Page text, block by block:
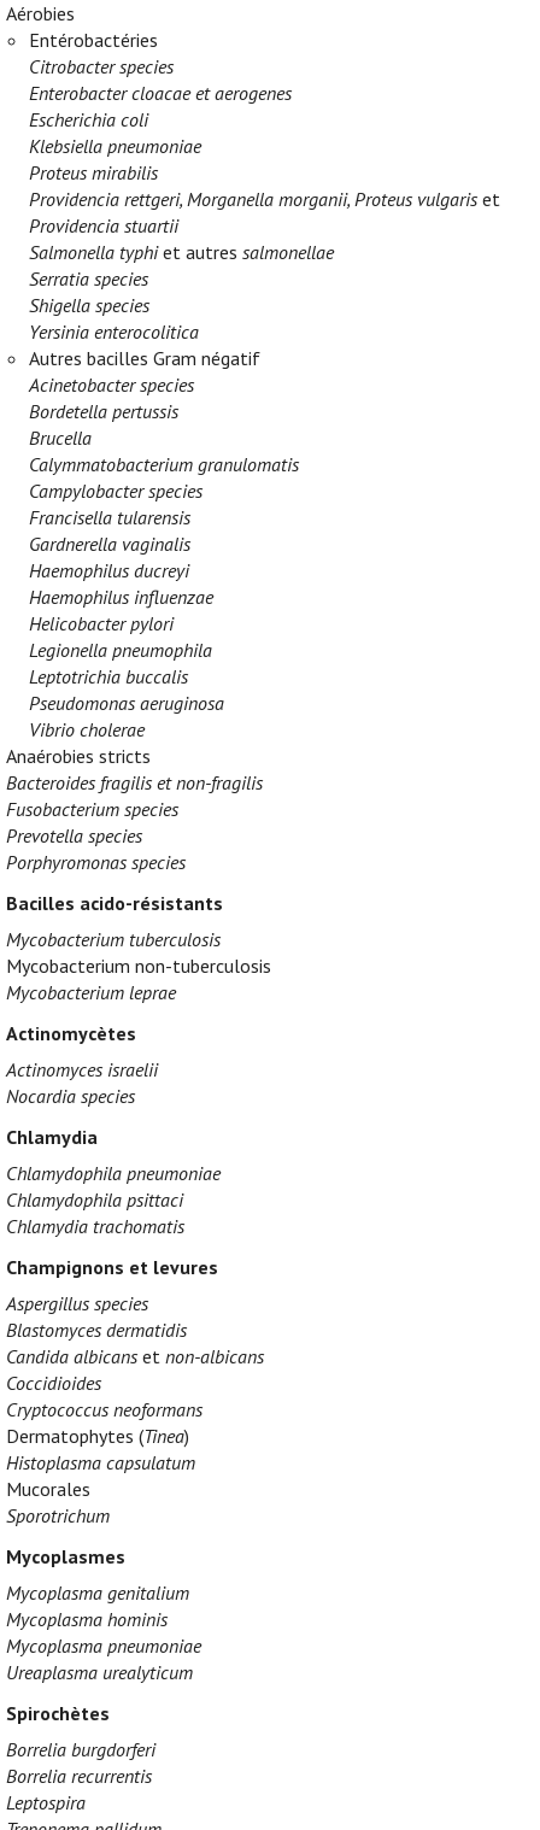
Aérobies
Entérobactéries
Citrobacter species
Enterobacter cloacae et aerogenes
Escherichia coli
Klebsiella pneumoniae
Proteus mirabilis
Providencia rettgeri, Morganella morganii, Proteus vulgaris et
Providencia stuartii
Salmonella typhiet autressalmonellae
Serratia species
Shigella species
Yersinia enterocolitica
Autres bacilles Gram négatif
Acinetobacter species
Bordetella pertussis
Brucella
Calymmatobacterium granulomatis
Campylobacter species
Francisella tularensis
Gardnerella vaginalis
Haemophilus ducreyi
Haemophilus influenzae
Helicobacter pylori
Legionella pneumophila
Leptotrichia buccalis
Pseudomonas aeruginosa
Vibrio cholerae
Anaérobies stricts
Bacteroides fragilis et non-fragilis
Fusobacterium species
Prevotella species
Porphyromonas species
Bacilles acido-résistants
Mycobacterium tuberculosis
Mycobacterium non-tuberculosis
Mycobacterium leprae
Actinomycètes
Actinomyces israelii
Nocardia species
Chlamydia
Chlamydophila pneumoniae
Chlamydophila psittaci
Chlamydia trachomatis
Champignons et levures
Aspergillus species
Blastomyces dermatidis
Candida albicans et non-albicans
Coccidioides
Cryptococcus neoformans
Dermatophytes (Tinea)
Histoplasma capsulatum
Mucorales
Sporotrichum
Mycoplasmes
Mycoplasma genitalium
Mycoplasma hominis
Mycoplasma pneumoniae
Ureaplasma urealyticum
Spirochètes
Borrelia burgdorferi
Borrelia recurrentis
Leptospira